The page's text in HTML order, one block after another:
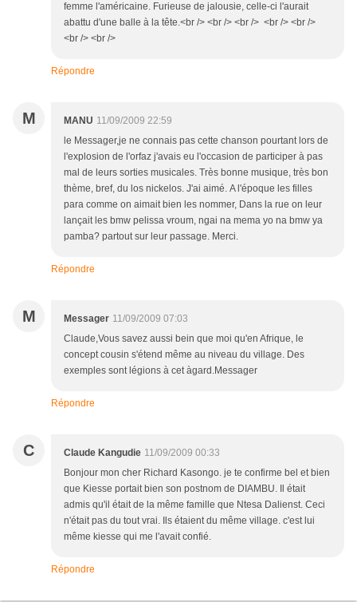
femme l'américaine. Furieuse de jalousie, celle-ci l'aurait
abattu d'une balle à la tête.<br /> <br /> <br /> <br /> <br />
<br /> <br />
Répondre
M MANU 11/09/2009 22:59
le Messager,je ne connais pas cette chanson pourtant lors de
l'explosion de l'orfaz j'avais eu l'occasion de participer à pas
mal de leurs sorties musicales. Très bonne musique, très bon
thème, bref, du los nickelos. J'ai aimé. A l'époque les filles
para comme on aimait bien les nommer, Dans la rue on leur
lançait les bmw pelissa vroum, ngai na mema yo na bmw ya
pamba? partout sur leur passage. Merci.
Répondre
M Messager 11/09/2009 07:03
Claude,Vous savez aussi bein que moi qu'en Afrique, le
concept cousin s'étend même au niveau du village. Des
exemples sont légions à cet àgard.Messager
Répondre
C Claude Kangudie 11/09/2009 00:33
Bonjour mon cher Richard Kasongo. je te confirme bel et bien
que Kiesse portait bien son postnom de DIAMBU. Il était
admis qu'il était de la même famille que Ntesa Dalienst. Ceci
n'était pas du tout vrai. Ils étaient du même village. c'est lui
même kiesse qui me l'avait confié.
Répondre